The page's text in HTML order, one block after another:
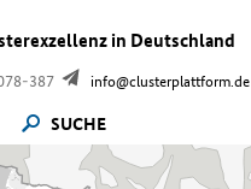
in Deutschland
387 info@clusterplattform.de
SUCHE